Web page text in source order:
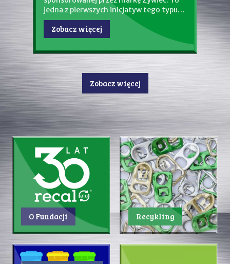
tego typu…
miejsce…
Zobacz więcej
Zobacz więcej
O Fundacji Recykling